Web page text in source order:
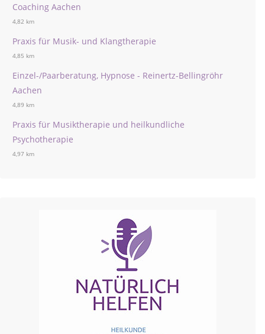
Coaching Aachen
4,82 km
Praxis für Musik- und Klangtherapie
4,85 km
Einzel-/Paarberatung, Hypnose - Reinertz-Bellingröhr
Aachen
4,89 km
Praxis für Musiktherapie und heilkundliche
Psychotherapie
4,97 km